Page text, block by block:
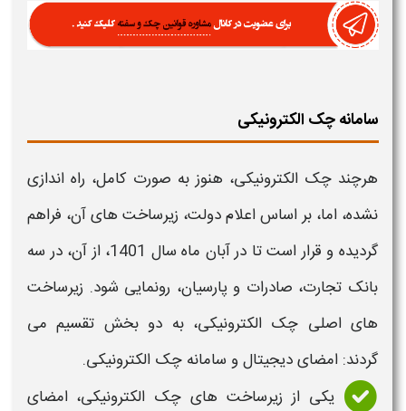
سامانه چک الکترونیکی
هرچند چک الکترونیکی، هنوز به صورت کامل، راه اندازی
نشده، اما، بر اساس اعلام دولت، زیرساخت های آن، فراهم
گردیده و قرار است تا در آبان ماه سال 1401، از آن، در سه
بانک تجارت، صادرات و پارسیان، رونمایی شود. زیرساخت
های اصلی چک الکترونیکی، به دو بخش تقسیم می
گردند: امضای دیجیتال و سامانه چک الکترونیکی.
یکی از زیرساخت های چک الکترونیکی، امضای